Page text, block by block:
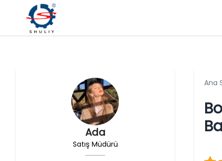
Ada
Satış Müdürü
Ana